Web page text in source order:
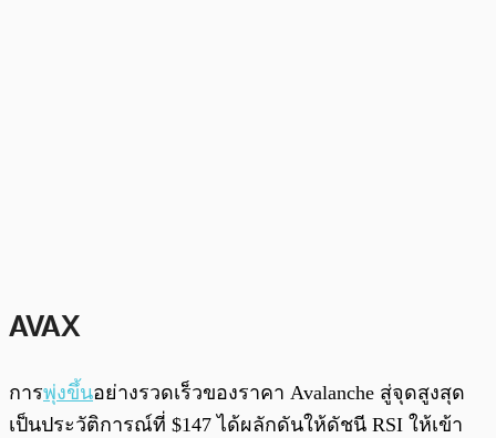
AVAX
การพุ่งขึ้นอย่างรวดเร็วของราคา Avalanche สู่จุดสูงสุด
เป็นประวัติการณ์ที่ $147 ได้ผลักดันให้ดัชนี RSI ให้เข้า